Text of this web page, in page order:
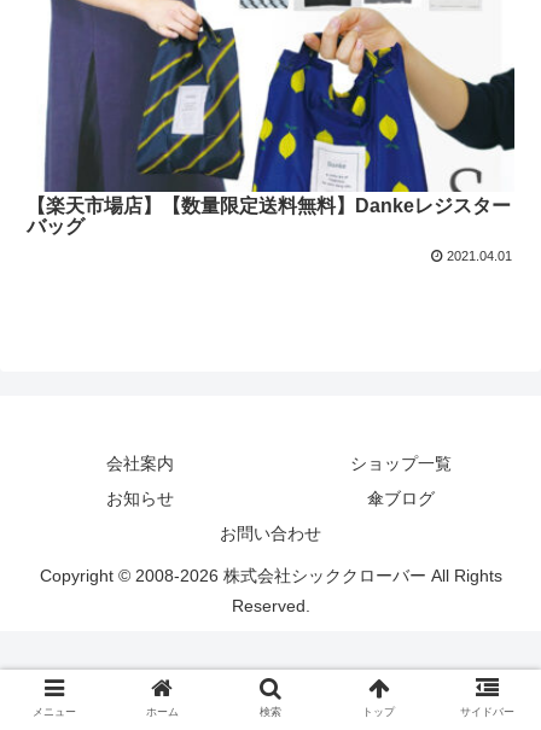
【楽天市場店】【数量限定送料無料】Dankeレジスター
バッグ
2021.04.01
会社案内
ショップ一覧
お知らせ
傘ブログ
お問い合わせ
Copyright © 2008-2026 株式会社シッククローバー All Rights
Reserved.
メニュー ホーム 検索 トップ サイドバー